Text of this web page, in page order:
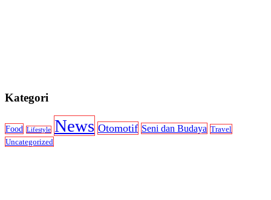
Kategori
Food Lifestyle News Otomotif Seni dan Budaya Travel
Uncategorized